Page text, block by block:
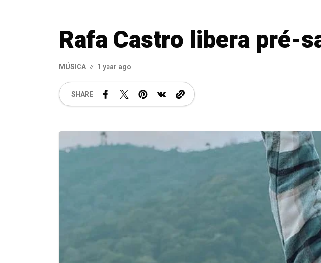
Rafa Castro libera pré-
MÚSICA 1 year ago
SHARE